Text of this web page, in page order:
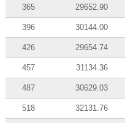
365 29652.90
396 30144.00
426 29654.74
457 31134.36
487 30629.03
518 32131.76